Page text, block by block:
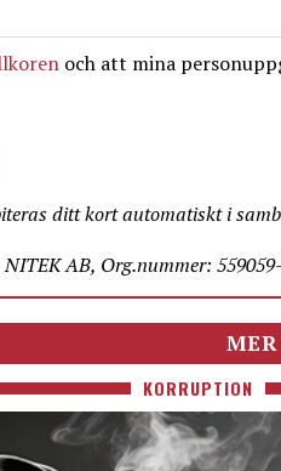
och att mina
ditt kort automatiskt i
AB, Org.nummer:
KORRUPTION